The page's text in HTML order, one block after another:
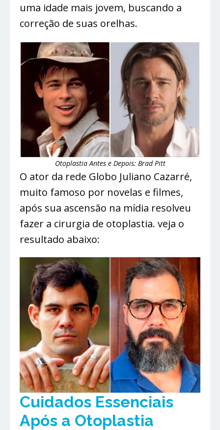
uma idade mais jovem, buscando a
correção de suas orelhas.
Otoplastia Antes e Depois: Brad Pitt
O ator da rede Globo Juliano Cazarré,
muito famoso por novelas e filmes,
após sua ascensão na mídia resolveu
fazer a cirurgia de otoplastia. veja o
resultado abaixo:
Cuidados Essenciais
Após a Otoplastia